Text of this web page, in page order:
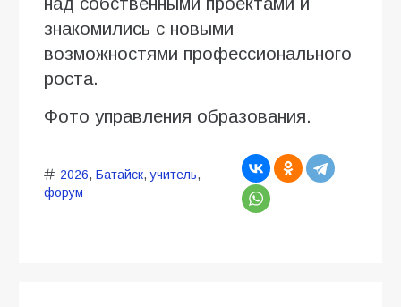
знакомились с новыми
возможностями профессионального
роста.
Фото управления образования.
2026, Батайск,учитель,
форум